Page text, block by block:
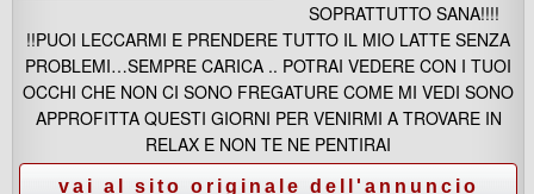
SOPRATTUTTO SANA!!!!
!!PUOI LECCARMI E PRENDERE TUTTO IL MIO LATTE SENZA
PROBLEMI…SEMPRE CARICA .. POTRAI VEDERE CON I TUOI
OCCHI CHE NON CI SONO FREGATURE COME MI VEDI SONO
APPROFITTA QUESTI GIORNI PER VENIRMI A TROVARE IN
RELAX E NON TE NE PENTIRAI